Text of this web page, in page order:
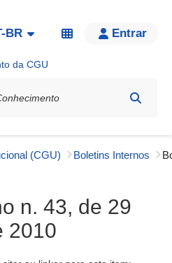
BR Entrar
da CGU
(CGU) Boletins Internos
n. 43, de 29
2010